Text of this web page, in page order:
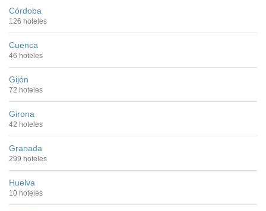
Córdoba
126 hoteles
Cuenca
46 hoteles
Gijón
72 hoteles
Girona
42 hoteles
Granada
299 hoteles
Huelva
10 hoteles